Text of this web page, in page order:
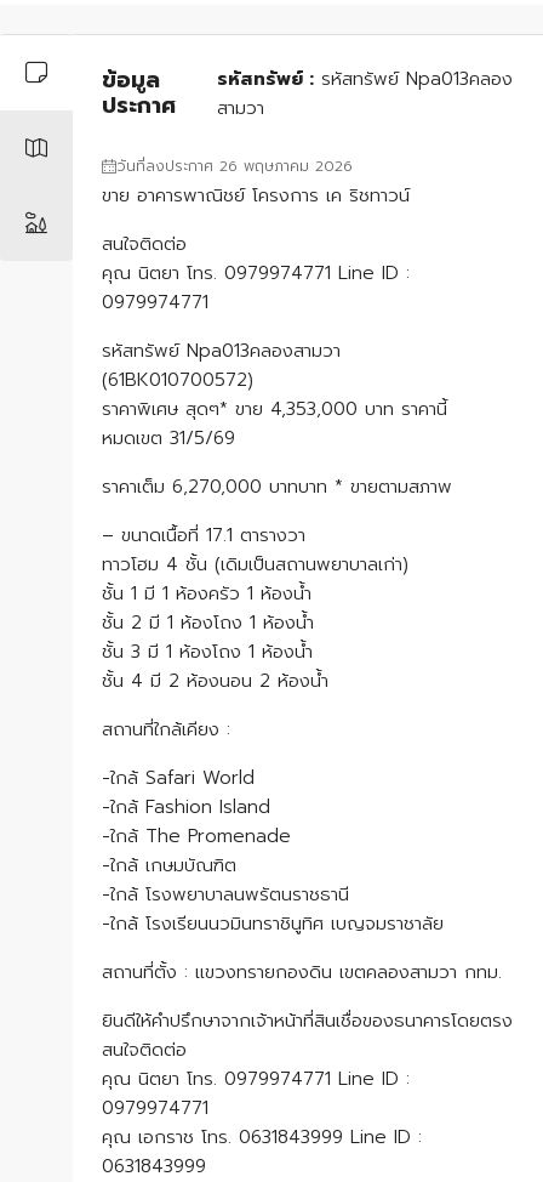
ข้อมูล
ประกาศ
รหัสทรัพย์ :รหัสทรัพย์ Npa013คลอง
สามวา
วันที่ลงประกาศ 26 พฤษภาคม 2026
ขาย อาคารพาณิชย์ โครงการ เค ริชทาวน์
สนใจติดต่อ
คุณ นิตยา โทร. 0979974771 Line ID :
0979974771
รหัสทรัพย์ Npa013คลองสามวา
(61BK010700572)
ราคาพิเศษ สุดๆ* ขาย 4,353,000 บาท ราคานี้
หมดเขต 31/5/69
ราคาเต็ม 6,270,000 บาทบาท * ขายตามสภาพ
– ขนาดเนื้อที่ 17.1 ตารางวา
ทาวโฮม 4 ชั้น (เดิมเป็นสถานพยาบาลเก่า)
ชั้น 1 มี 1 ห้องครัว 1 ห้องน้ำ
ชั้น 2 มี 1 ห้องโถง 1 ห้องน้ำ
ชั้น 3 มี 1 ห้องโถง 1 ห้องน้ำ
ชั้น 4 มี 2 ห้องนอน 2 ห้องน้ำ
สถานที่ใกล้เคียง :
-ใกล้ Safari World
-ใกล้ Fashion Island
-ใกล้ The Promenade
-ใกล้ เกษมบัณฑิต
-ใกล้ โรงพยาบาลนพรัตนราชธานี
-ใกล้ โรงเรียนนวมินทราชินูทิศ เบญจมราชาลัย
สถานที่ตั้ง : แขวงทรายกองดิน เขตคลองสามวา กทม.
ยินดีให้คำปรึกษาจากเจ้าหน้าที่สินเชื่อของธนาคารโดยตรง
สนใจติดต่อ
คุณ นิตยา โทร. 0979974771 Line ID :
0979974771
คุณ เอกราช โทร. 0631843999 Line ID :
0631843999